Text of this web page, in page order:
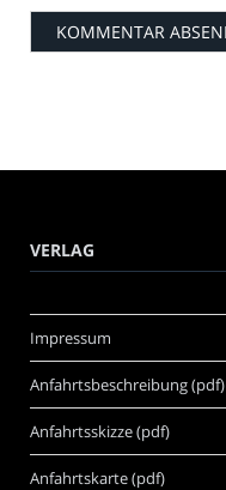
VERLAG
Impressum
Anfahrtsbeschreibung (pdf)
Anfahrtsskizze (pdf)
Anfahrtskarte (pdf)